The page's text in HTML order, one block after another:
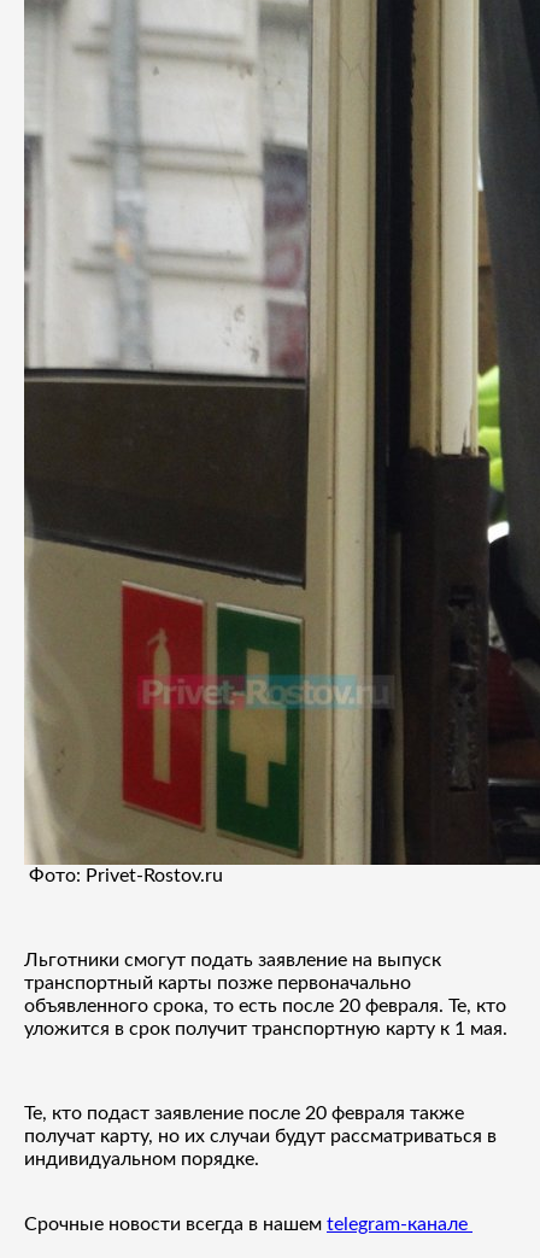
Фото: Privet-Rostov.ru
Льготники смогут подать заявление на выпуск
транспортный карты позже первоначально
объявленного срока, то есть после 20 февраля. Те, кто
уложится в срок получит транспортную карту к 1 мая.
Те, кто подаст заявление после 20 февраля также
получат карту, но их случаи будут рассматриваться в
индивидуальном порядке.
Срочные новости всегда в нашем telegram-канале